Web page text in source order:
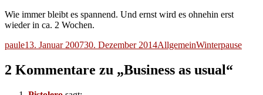
Wie immer bleibt es spannend. Und ernst wird es ohnehin erst
wieder in ca. 2 Wochen.
Autor
pauleVeröffentlicht
13. Januar 200730. Dezember 2014Kategorien
AllgemeinSchlagwörter
Winterpause
2 Kommentare zu „Business as usual“